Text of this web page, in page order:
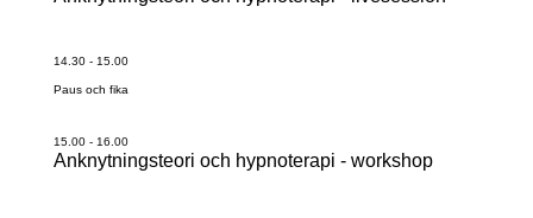
14.30 - 15.00
Paus och fika
15.00 - 16.00
Anknytningsteori och hypnoterapi - workshop